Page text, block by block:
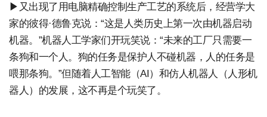
▶又出现了用电脑精确控制生产工艺的系统后，经营学大
家的彼得·德鲁克说：“这是人类历史上第一次由机器启动
机器。”机器人工学家们开玩笑说：“未来的工厂只需要一
条狗和一个人。狗的任务是保护人不碰机器，人的任务是
喂那条狗。”但随着人工智能（AI）和仿人机器人（人形机
器人）的发展，这不再是个玩笑了。